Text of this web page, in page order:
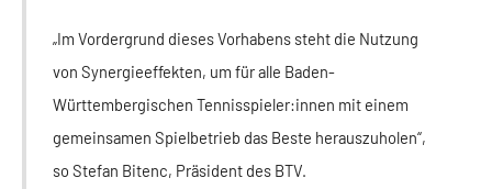
„Im Vordergrund dieses Vorhabens steht die Nutzung
von Synergieeffekten, um für alle Baden-
Württembergischen Tennisspieler:innen mit einem
gemeinsamen Spielbetrieb das Beste herauszuholen“,
so Stefan Bitenc, Präsident des BTV.